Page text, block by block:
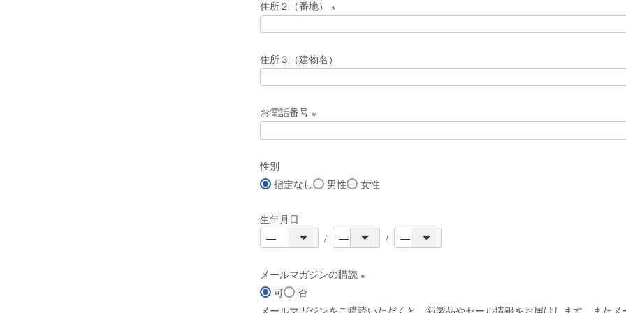
須
)
住所２（番地）
(
須
)
住所３（建物名）
お電話番号
(
)
性別
指定なし
男性 女性
生年月日
メールマガジンの購読
可
否
メールマガジンをご購読いただくと、新製品やセール情報をお届けします。またメ